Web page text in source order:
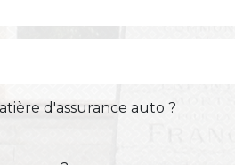
d'assurance auto ?